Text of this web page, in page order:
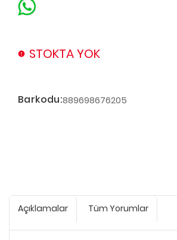
STOKTA YOK
Barkodu:889698676205
Açıklamalar Tüm Yorumlar